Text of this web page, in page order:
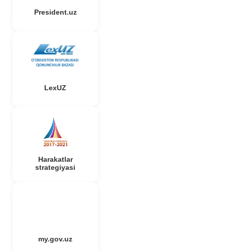
President.uz
LexUZ
Harakatlar
strategiyasi
my.gov.uz